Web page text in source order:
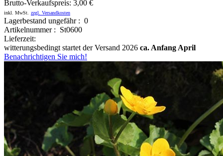
Brutto-Verkaufspreis: 3,00 €
inkl. MwSt. zzgl. Versandkosten
Lagerbestand ungefähr : 0
Artikelnummer : St0600
Lieferzeit:
witterungsbedingt startet der Versand 2026 ca. Anfang April
Benachrichtigen Sie mich!